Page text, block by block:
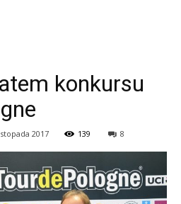
konkursu
2017 139 8